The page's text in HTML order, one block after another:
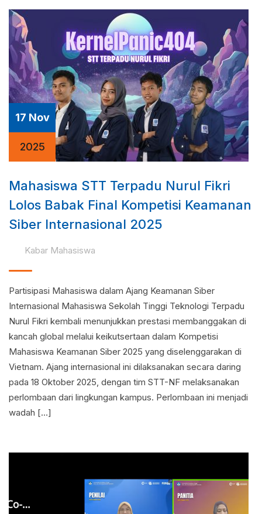
17 Nov
2025
Mahasiswa STT Terpadu Nurul Fikri
Lolos Babak Final Kompetisi Keamanan
Siber Internasional 2025
Kabar Mahasiswa
Partisipasi Mahasiswa dalam Ajang Keamanan Siber
Internasional Mahasiswa Sekolah Tinggi Teknologi Terpadu
Nurul Fikri kembali menunjukkan prestasi membanggakan di
kancah global melalui keikutsertaan dalam Kompetisi
Mahasiswa Keamanan Siber 2025 yang diselenggarakan di
Vietnam. Ajang internasional ini dilaksanakan secara daring
pada 18 Oktober 2025, dengan tim STT-NF melaksanakan
perlombaan dari lingkungan kampus. Perlombaan ini menjadi
wadah […]